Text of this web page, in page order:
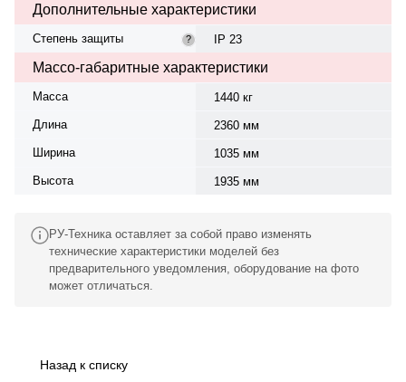
Дополнительные характеристики
Степень защиты ? IP 23
Массо-габаритные характеристики
Масса
1440 кг
Длина
2360 мм
Ширина
1035 мм
Высота
1935 мм
РУ-Техника оставляет за собой право изменять
технические характеристики моделей без
предварительного уведомления, оборудование на фото
может отличаться.
Назад к списку